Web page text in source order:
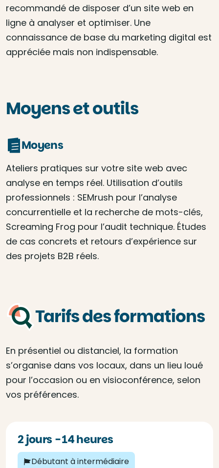
recommandé de disposer d’un site web en
ligne à analyser et optimiser. Une
connaissance de base du marketing digital est
appréciée mais non indispensable.
Moyens et outils
Moyens
Ateliers pratiques sur votre site web avec
analyse en temps réel. Utilisation d’outils
professionnels : SEMrush pour l’analyse
concurrentielle et la recherche de mots-clés,
Screaming Frog pour l’audit technique. Études
de cas concrets et retours d’expérience sur
des projets B2B réels.
Tarifs des formations
En présentiel ou distanciel, la formation
s’organise dans vos locaux, dans un lieu loué
pour l’occasion ou en visioconférence, selon
vos préférences.
2 jours - 14 heures
Débutant à intermédiaire